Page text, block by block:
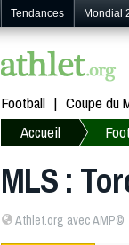
Tendances Mondial
Football Coupe du
Accueil
MLS :
Athlet.org avec AMP©